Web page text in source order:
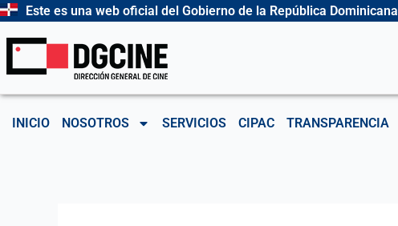
Ir
contenido
Este es una web oficial del Gobierno de la República Dominicana
INICIO NOSOTROS SERVICIOS CIPAC TRANSPARENCIA